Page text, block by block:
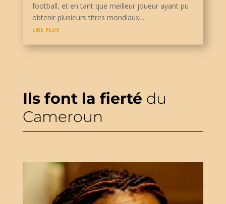
football, et en tant que meilleur joueur ayant pu
obtenir plusieurs titres mondiaux,...
lire plus
Ils font la fierté du
Cameroun